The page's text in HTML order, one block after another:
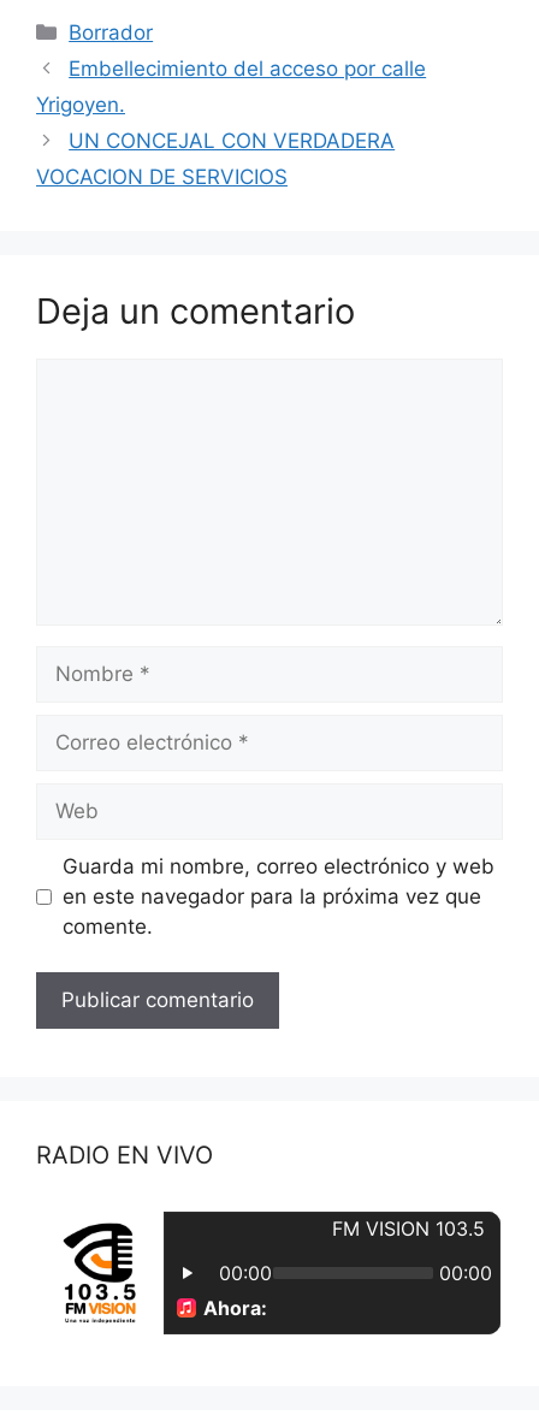
Categorías
Borrador
Embellecimiento del acceso por calle
Yrigoyen.
UN CONCEJAL CON VERDADERA
VOCACION DE SERVICIOS
Deja un comentario
electrónico
Guarda mi nombre, correo electrónico y web
en este navegador para la próxima vez que
comente.
RADIO EN VIVO